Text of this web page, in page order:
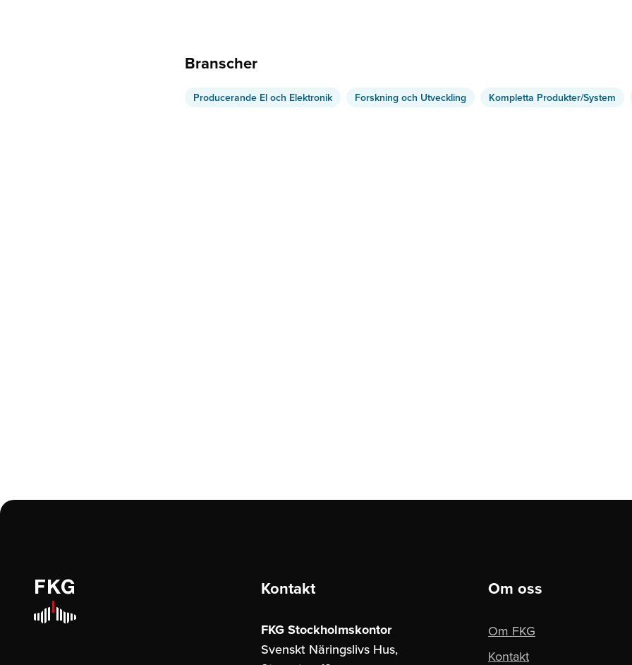
Branscher
Producerande El och Elektronik Forskning och Utveckling Kompletta Produkter/System
Kontakt
FKG Stockholmskontor
Svenskt Näringslivs Hus,
Om oss
Om FKG
Kontakt